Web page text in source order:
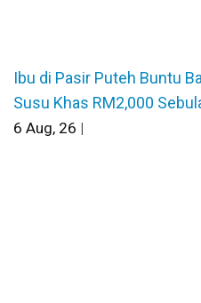
Ibu di Pasir Puteh Buntu
Susu Khas RM2,000
6 Aug, 26 |